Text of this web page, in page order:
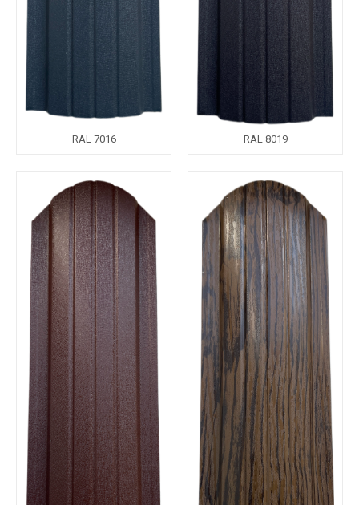
RAL 7016 RAL 8019